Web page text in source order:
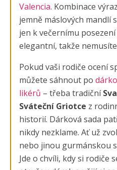
Valencia. Kombinace
jemně máslových mandlí
jen k večernímu
elegantní, takže
Pokud vaši rodiče ocení
můžete sáhnout po
likérů – třeba tradiční
Sváteční Griotce z
historií. Dárková sada
nikdy nezklame. Ať už
nebo jinou gurmánskou
Jde o chvíli, kdy si rodiče